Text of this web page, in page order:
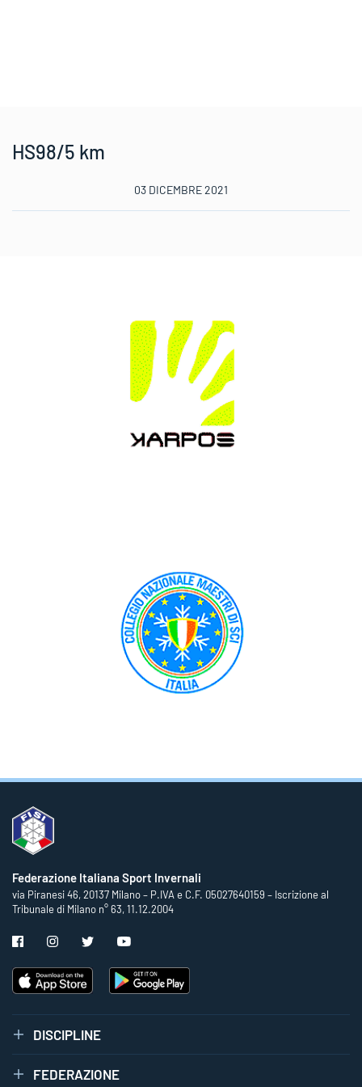
HS98/5 km
03 DICEMBRE 2021
Federazione Italiana Sport Invernali
via Piranesi 46, 20137 Milano – P.IVA e C.F. 05027640159 – Iscrizione al
Tribunale di Milano n° 63, 11.12.2004
DISCIPLINE
FEDERAZIONE